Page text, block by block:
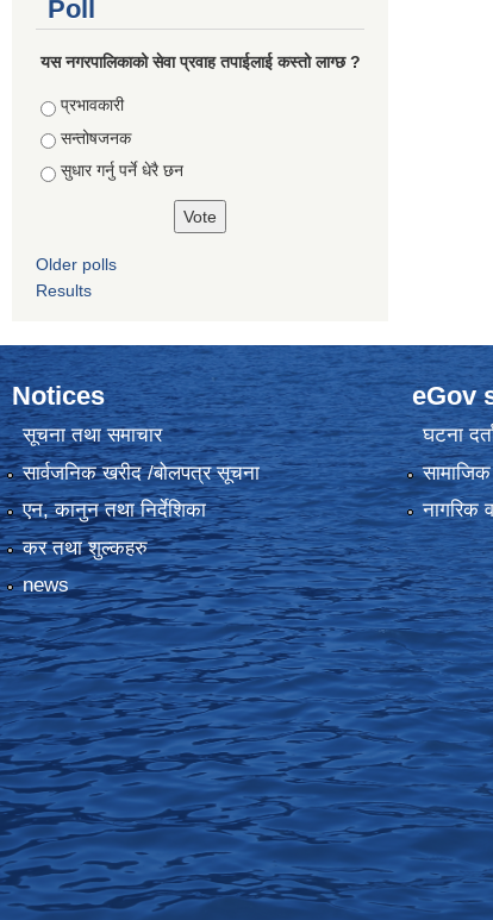
Poll
यस नगरपालिकाको सेवा प्रवाह तपाईलाई कस्तो लाग्छ ?
Choices
प्रभावकारी
सन्तोषजनक
सुधार गर्नु पर्ने धेरै छन
Older polls
Results
Notices
सूचना तथा समाचार
सार्वजनिक खरीद /बोलपत्र सूचना
एन, कानुन तथा निर्देशिका
कर तथा शुल्कहरु
news
eGov
घटना
सामाजिक
नागरिक